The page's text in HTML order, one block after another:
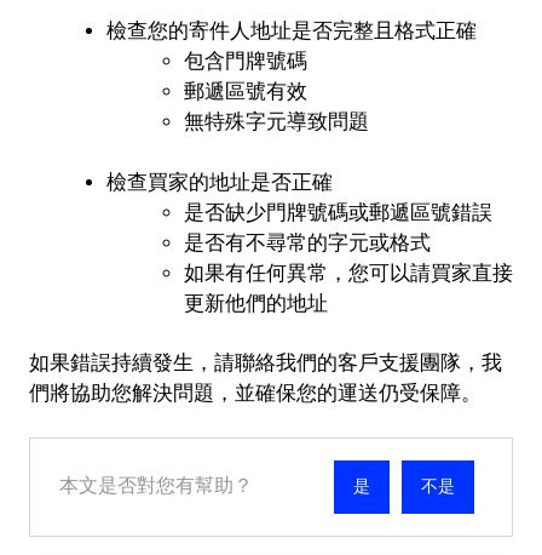
檢查您的寄件人地址是否完整且格式正確
包含門牌號碼
郵遞區號有效
無特殊字元導致問題
檢查買家的地址是否正確
是否缺少門牌號碼或郵遞區號錯誤
是否有不尋常的字元或格式
如果有任何異常，您可以請買家直接
更新他們的地址
如果錯誤持續發生，請聯絡我們的客戶支援團隊，我
們將協助您解決問題，並確保您的運送仍受保障。
本文是否對您有幫助？ 不是